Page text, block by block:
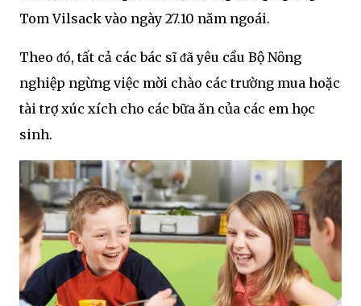
Tom Vilsack vào ngày 27.10 năm ngoái.
Theo ᵭó, tất cả các bác sĩ ᵭã yêu cầu Bộ Nȏng
nghiệp ngừng việc mời chào các trường mua hoặc
tài trợ xúc xích cho các bữa ăn của các em học
sinh.